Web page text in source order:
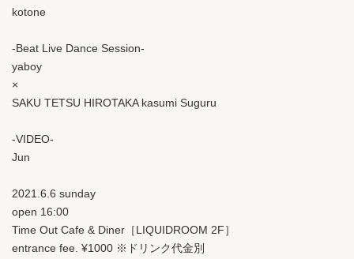
kotone
-Beat Live Dance Session-
yaboy
×
SAKU TETSU HIROTAKA kasumi Suguru
-VIDEO-
Jun
2021.6.6 sunday
open 16:00
Time Out Cafe & Diner［LIQUIDROOM 2F］
entrance fee. ¥1000 ※ドリンク代金別